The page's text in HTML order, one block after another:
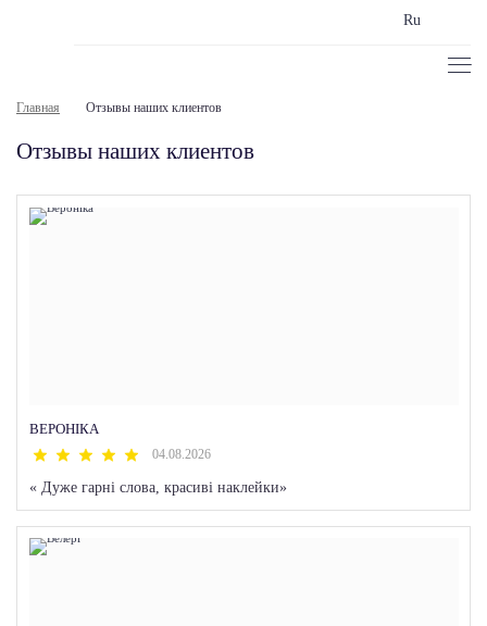
Ru
Главная Отзывы наших клиентов
Отзывы наших клиентов
ВЕРОНІКА
04.08.2026
« Дуже гарні слова, красиві наклейки»